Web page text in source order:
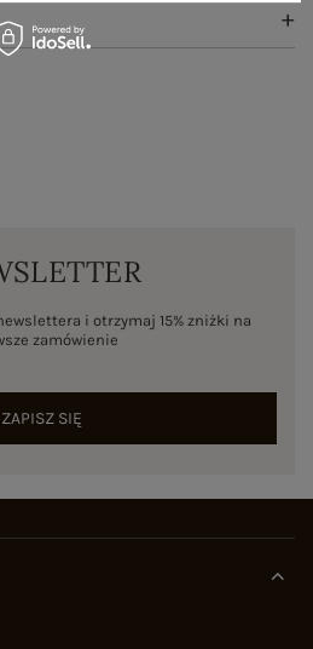
i otrzymaj 15% zniżki na
zamówienie
ZAPISZ SIĘ